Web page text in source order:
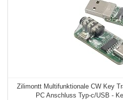
Zilimontt Multifunktionale CW Key
PC Anschluss Typ-c/USB -